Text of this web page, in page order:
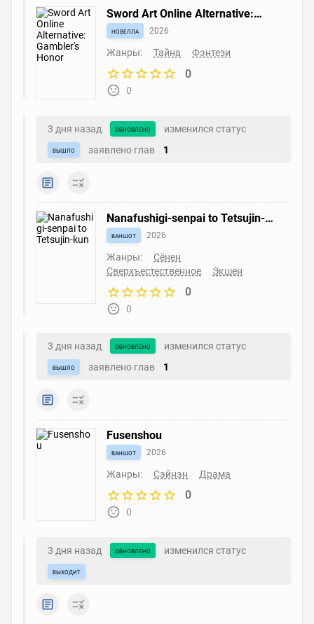
Sword Art Online Alternative:
Gambler's Honor
новелла 2026
Жанры: Тайна Фэнтези
0
0
3 дня назад обновлено изменился статус
вышло заявлено глав 1
Nanafushigi-senpai to Tetsujin-
kun
ваншот 2026
Жанры:
Сёнен
Сверхъестественное
Экшен
0
0
3 дня назад обновлено изменился статус
вышло заявлено глав 1
Fusenshou
ваншот 2026
Жанры: Сэйнэн Драма
0
0
3 дня назад обновлено изменился статус
выходит